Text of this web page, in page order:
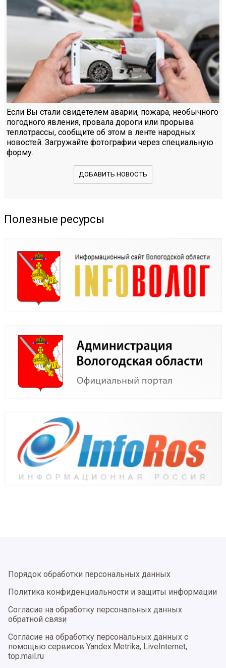
Если Вы стали свидетелем аварии, пожара, необычного
погодного явления, провала дороги или прорыва
теплотрассы, сообщите об этом в ленте народных
новостей. Загружайте фотографии через специальную
форму.
ДОБАВИТЬ НОВОСТЬ
Полезные ресурсы
Порядок обработки персональных данных
Политика конфиденциальности и защиты информации
Согласие на обработку персональных данных
обратной связи
Согласие на обработку персональных данных с
помощью сервисов Yandex.Metrika, LiveInternet,
top.mail.ru